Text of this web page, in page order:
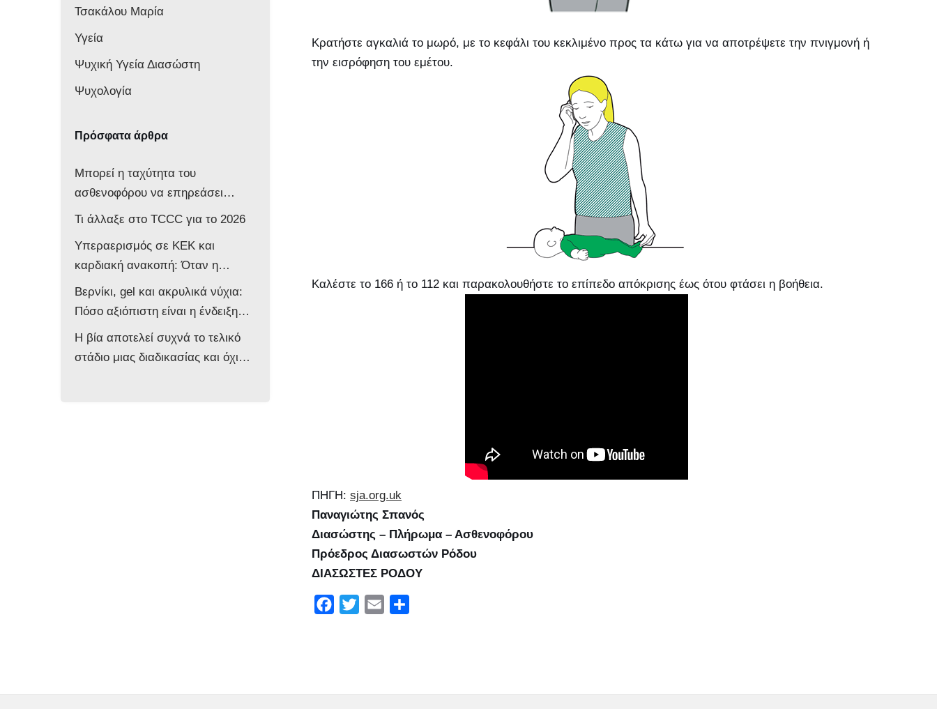
Τσακάλου Μαρία
Υγεία
Ψυχική Υγεία Διασώστη
Ψυχολογία
Πρόσφατα άρθρα
Μπορεί η ταχύτητα του
ασθενοφόρου να επηρεάσει
νευρολογικά ένα βρέφος;
Τι άλλαξε στο TCCC για το 2026
Υπεραερισμός σε ΚΕΚ και
καρδιακή ανακοπή: Όταν η
επιθετική αντιμετώπιση βλάπτει
τον ασθενή
Βερνίκι, gel και ακρυλικά νύχια:
Πόσο αξιόπιστη είναι η ένδειξη
του παλμικού οξυμέτρου στο
ασθενοφόρο;
Η βία αποτελεί συχνά το τελικό
στάδιο μιας διαδικασίας και όχι
Κρατήστε αγκαλιά το μωρό, με το κεφάλι του κεκλιμένο προς τα κάτω για να αποτρέψετε την πνιγμονή ή
την εισρόφηση του εμέτου.
Καλέστε το 166 ή το 112 και παρακολουθήστε το επίπεδο απόκρισης έως ότου φτάσει η βοήθεια.
ΠΗΓΗ: sja.org.uk
Παναγιώτης Σπανός
Διασώστης – Πλήρωμα – Ασθενοφόρου
Πρόεδρος Διασωστών Ρόδου
ΔΙΑΣΩΣΤΕΣ ΡΟΔΟΥ